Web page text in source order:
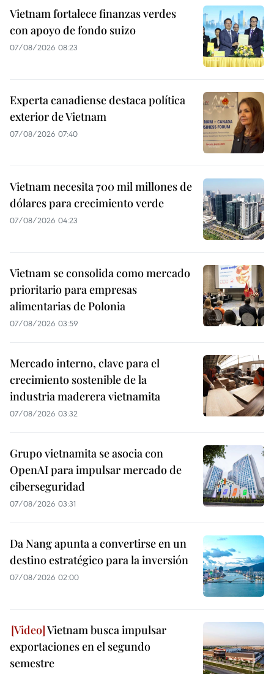
Vietnam fortalece finanzas verdes
con apoyo de fondo suizo
07/08/2026 08:23
Experta canadiense destaca política
exterior de Vietnam
07/08/2026 07:40
Vietnam necesita 700 mil millones de
dólares para crecimiento verde
07/08/2026 04:23
Vietnam se consolida como mercado
prioritario para empresas
alimentarias de Polonia
07/08/2026 03:59
Mercado interno, clave para el
crecimiento sostenible de la
industria maderera vietnamita
07/08/2026 03:32
Grupo vietnamita se asocia con
OpenAI para impulsar mercado de
ciberseguridad
07/08/2026 03:31
Da Nang apunta a convertirse en un
destino estratégico para la inversión
07/08/2026 02:00
Vietnam busca impulsar
exportaciones en el segundo
semestre